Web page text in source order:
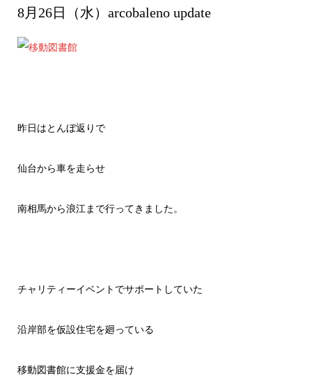
8月26日（水）arcobaleno update
昨日はとんぼ返りで
仙台から車を走らせ
南相馬から浪江まで行ってきました。
チャリティーイベントでサポートしていた
沿岸部を仮設住宅を廻っている
移動図書館に支援金を届け